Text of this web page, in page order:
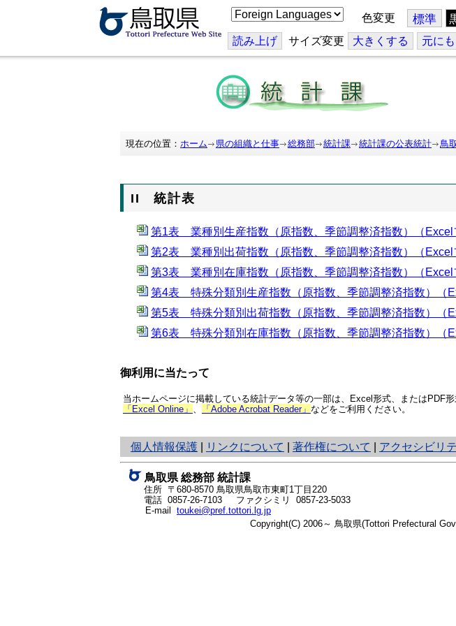
こ
の
ジ
を
訳
す
る
色変更 標準
読み上げ サイズ変更 大きくする 元に
現在の位置： ホーム 県の組織と仕事 総務部 統計課 統計課の公表統計 鳥
II 統計表
第1表 業種別生産指数（原指数、季節調整済指数）（Excel
第2表 業種別出荷指数（原指数、季節調整済指数）（Excel
第3表 業種別在庫指数（原指数、季節調整済指数）（Excel
第4表 特殊分類別生産指数（原指数、季節調整済指数）（
第5表 特殊分類別出荷指数（原指数、季節調整済指数）（
第6表 特殊分類別在庫指数（原指数、季節調整済指数）（
御利用に当たって
当ホームページに掲載している統計データ等の一部は、Excel形式、またはPDF
「Excel Online」 、 「Adobe Acrobat Reader」 などをご利用ください。
個人情報保護
と
り
ネ
ッ
ト
へ
リンクについて 著作権について アクセシビリ
鳥取県 総務部 統計課
住所 〒680-8570 鳥取県鳥取市東町1丁目220
電話 0857-26-7103
ファクシミリ 0857-23-5033
E-mail toukei@pref.tottori.lg.jp
Copyright(C) 2006～ 鳥取県(Tottori Prefectural